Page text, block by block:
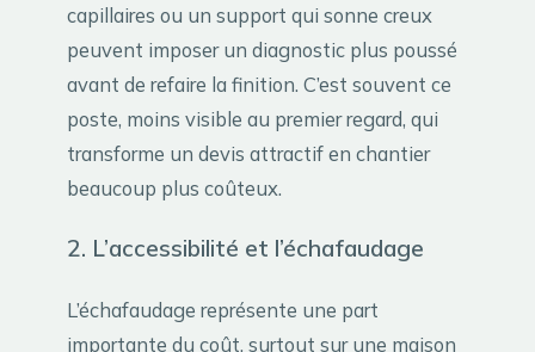
capillaires ou un support qui sonne creux
peuvent imposer un diagnostic plus poussé
avant de refaire la finition. C’est souvent ce
poste, moins visible au premier regard, qui
transforme un devis attractif en chantier
beaucoup plus coûteux.
2. L’accessibilité et l’échafaudage
L’échafaudage représente une part
importante du coût, surtout sur une maison